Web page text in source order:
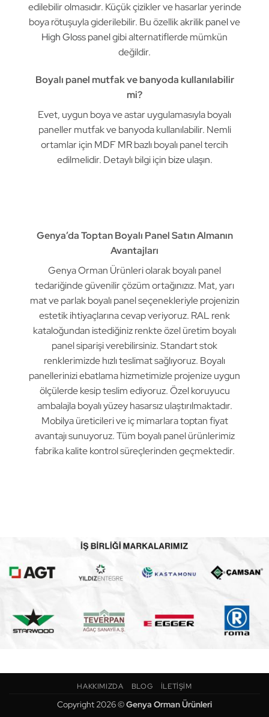
edilebilir olmasıdır. Küçük çizikler ve hasarlar yerinde
boya rötuşuyla giderilebilir. Bu özellikakrilik panelve
High Gloss panelgibi alternatiflerde mümkün
değildir.
Boyalı panel mutfak ve banyoda kullanılabilir
mi?
Evet, uygun boya ve astar uygulamasıyla boyalı
paneller mutfak ve banyoda kullanılabilir. Nemli
ortamlar için MDF MRbazlı boyalı panel tercih
edilmelidir. Detaylı bilgi için bize ulaşın.
Genya’da Toptan Boyalı Panel Satın Almanın
Avantajları
Genya Orman Ürünleri olarak boyalı panel
tedariğinde güvenilir çözüm ortağınızız. Mat, yarı
mat ve parlak boyalı panel seçenekleriyle projenizin
estetik ihtiyaçlarına cevap veriyoruz. RAL renk
kataloğundan istediğiniz renkte özel üretim boyalı
panel siparişi verebilirsiniz. Standart stok
renklerimizde hızlı teslimat sağlıyoruz. Boyalı
panellerinizi ebatlama hizmetimizle projenize uygun
ölçülerde kesip teslim ediyoruz. Özel koruyucu
ambalajla boyalı yüzey hasarsız ulaştırılmaktadır.
Mobilya üreticileri ve iç mimarlara toptan fiyat
avantajı sunuyoruz. Tüm boyalı panel ürünlerimiz
fabrika kalite kontrol süreçlerinden geçmektedir.
HAKKIMIZDA BLOG İLETIŞIM
Copyright 2026 ©Genya Orman Ürünleri